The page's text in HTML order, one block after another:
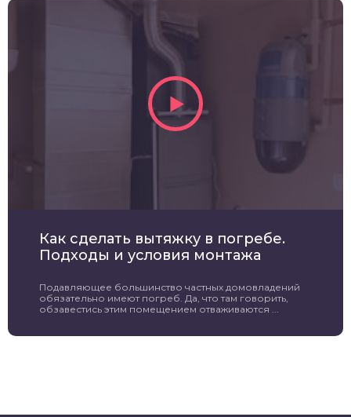
Как сделать вытяжку в погребе.
Подходы и условия монтажа
Подавляющее большинство частных домовладений
обязательно имеют погреб. Да, что там говорить,
обзавестись этим помещением отваживаются ...